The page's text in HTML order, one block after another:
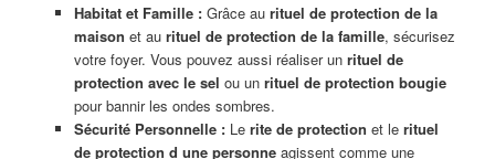
Habitat et Famille :Grâce au rituel de protection de la
maison et au rituel de protection de la famille, sécurisez
votre foyer. Vous pouvez aussi réaliser un rituel de
protection avec le sel ou un rituel de protection bougie
pour bannir les ondes sombres.
Sécurité Personnelle :Le rite de protection et le rituel
de protection d une personneagissent comme une